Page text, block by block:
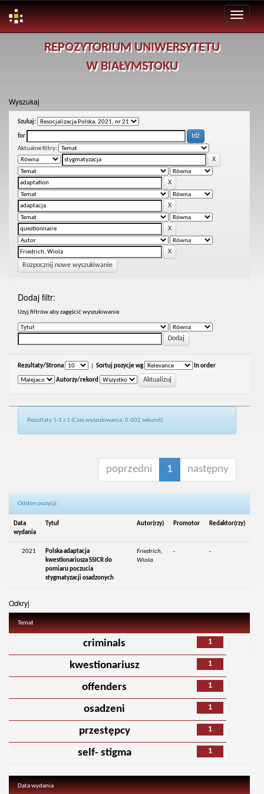
REPOZYTORIUM UNIWERSYTETU
W BIAŁYMSTOKU
Wyszukaj
Szukaj:
for
Aktualne filtry:
Rozpocznij nowe wyszukiwanie
Dodaj filtr:
Uzyj filtrów aby zagęścić wyszukiwanie.
Rezultaty/Strona Sortuj pozycje wg In order
Autorzy/rekord
Rezultaty 1-1 z 1 (Czas wyszukiwania: 0.002 sekund).
poprzedni 1 następny
Odsłon pozycji:
Data
wydania
Tytuł Autor(rzy) Promotor Redaktor(rzy)
2021
Polska adaptacja
kwestionariusza SSICR do
pomiaru poczucia
stygmatyzacji osadzonych
Friedrich,
Wiola
- -
Odkryj
Temat
1
criminals
1
kwestionariusz
1
offenders
1
osadzeni
1
przestępcy
1
self- stigma
Data wydania